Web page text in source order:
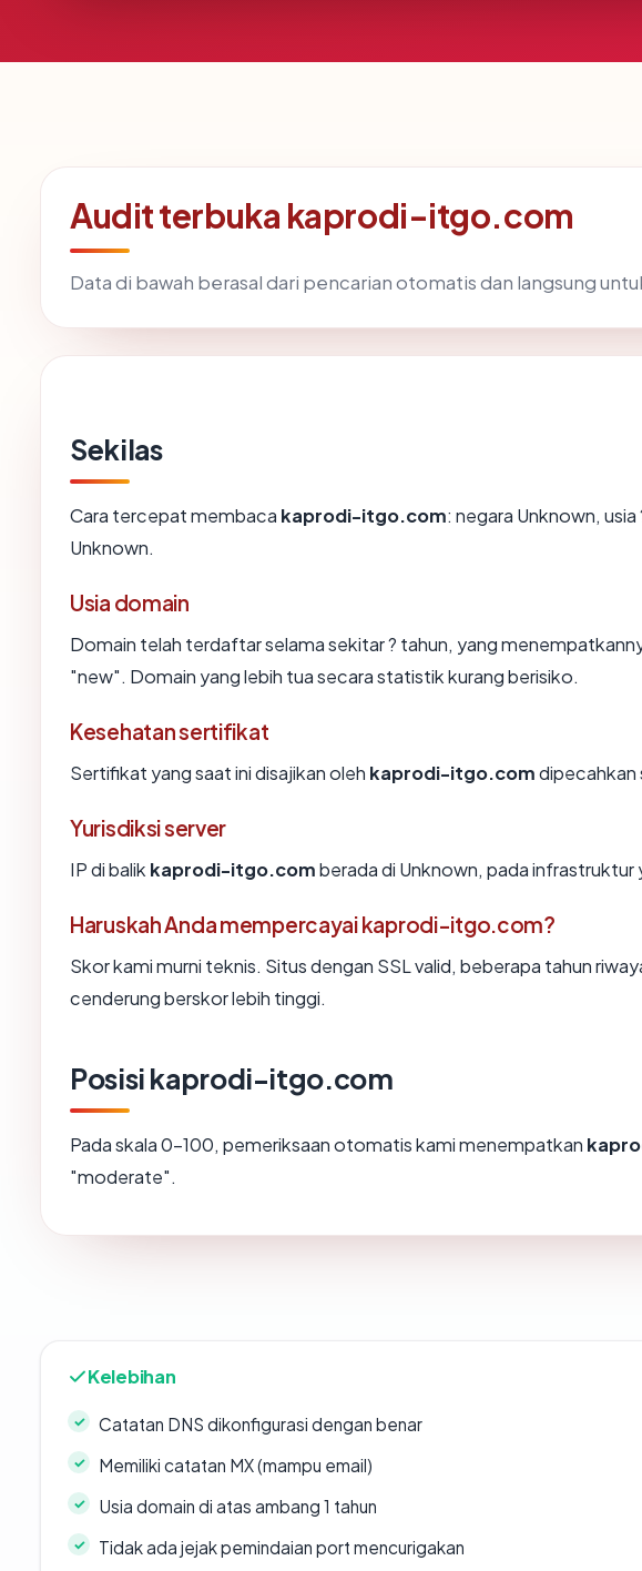
Audit terbuka kaprodi-itgo.com
Data di bawah berasal dari pencarian otomatis dan langsung
Sekilas
Cara tercepat membaca kaprodi-itgo.com: negara Unknown,
Unknown.
Usia domain
Domain telah terdaftar selama sekitar ? tahun, yang
"new". Domain yang lebih tua secara statistik kurang berisiko.
Kesehatan sertifikat
Sertifikat yang saat ini disajikan oleh kaprodi-itgo.comdipecahkan
Yurisdiksi server
IP di balik kaprodi-itgo.comberada di Unknown, pada infrastruktur
Haruskah Anda mempercayai kaprodi-itgo.com?
Skor kami murni teknis. Situs dengan SSL valid, beberapa tahun
cenderung berskor lebih tinggi.
Posisi kaprodi-itgo.com
Pada skala 0-100, pemeriksaan otomatis kami menempatkan
"moderate".
Kelebihan
Catatan DNS dikonfigurasi dengan benar
Memiliki catatan MX (mampu email)
Usia domain di atas ambang 1 tahun
Tidak ada jejak pemindaian port mencurigakan